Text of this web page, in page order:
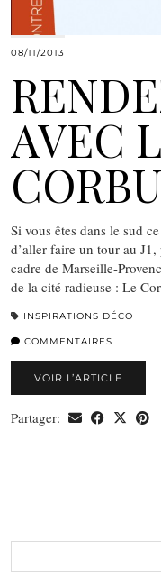
08/11/2013
AVEC
Si vous êtes dans le sud
d’aller faire un tour au
cadre de Marseille-
de la cité radieuse : Le
INSPIRATIONS DÉCO
COMMENTAIRES
VOIR L’ARTICLE
Partager: